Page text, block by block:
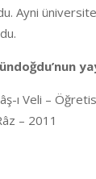
Ayni
ı Veli –
– 2011